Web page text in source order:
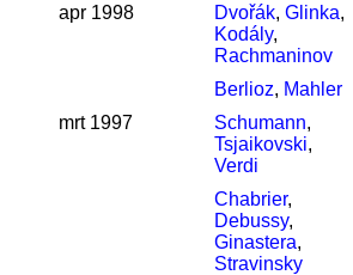
apr 1998 Dvořák, Glinka,
Kodály,
Rachmaninov
Berlioz, Mahler
mrt 1997 Schumann,
Tsjaikovski,
Verdi
Chabrier,
Debussy,
Ginastera,
Stravinsky